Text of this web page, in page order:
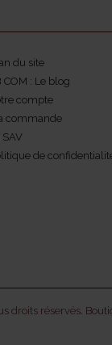
du site
COM : Le blog
compte
commande
SAV
de
droits réservés.